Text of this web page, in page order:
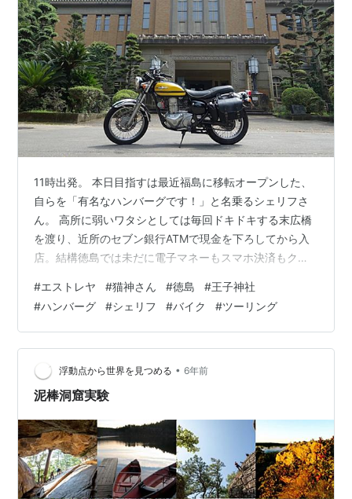
11時出発。 本日目指すは最近福島に移転オープンした、
自らを「有名なハンバーグです！」と名乗るシェリフさ
ん。 高所に弱いワタシとしては毎回ドキドキする末広橋
を渡り、近所のセブン銀行ATMで現金を下ろしてから入
店。結構徳島では未だに電子マネーもスマホ決済もクレ
店に行く場合には現金を用意していく習慣。 大きなメニ
ューにはやたらとたくさんのハンバーグやステーキが並
んでるが、番号がよくわからん。44番の一番人気照り焼
きハンバーグが筆頭に乗っているけれど、その他のメニ
ューの番号はほとんどランダム？と思える順番。考えて
いるとどんどん混乱してくるので、とりあ…
#エストレヤ #猫神さん #徳島 #王子神社
#ハンバーグ #シェリフ #バイク #ツーリング
浮動点から世界を見つめる • 6年前
泥棒洞窟実験